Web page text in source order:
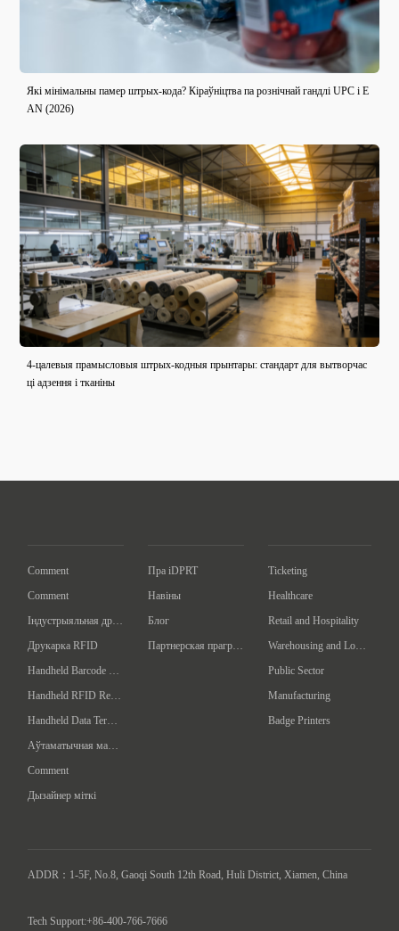
Які мінімальны памер штрых-кода? Кіраўніцтва па рознічнай гандлі UPC і E
AN (2026)
4-цалевыя прамысловыя штрых-кодныя прынтары: стандарт для вытворчас
ці адзення і тканіны
Comment
Comment
Друкарка RFID
Comment
Дызайнер міткі
Пра iDPRT
Навіны
Блог
Ticketing
Healthcare
Retail and Hospitality
Public Sector
Manufacturing
Badge Printers
ADDR：1-5F, No.8, Gaoqi South 12th Road, Huli District, Xiamen, China
Tech Support:+86-400-766-7666